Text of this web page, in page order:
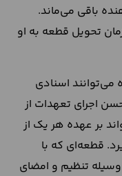
باقی می‌ماند.
تحویل قطعه به او
اسنادی
اجرای تعهدات از
بر عهده هر یک از
قطعه‌ای که با
تنظیم و امضای